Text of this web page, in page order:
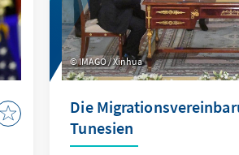
IMAGO / Xinhua
Die
Tunesien